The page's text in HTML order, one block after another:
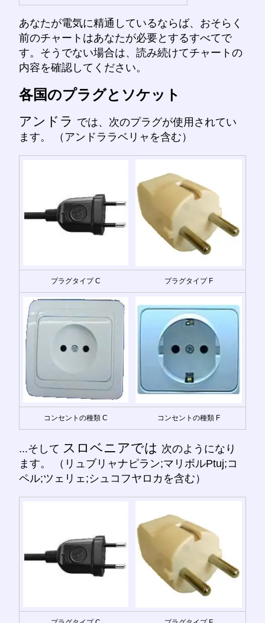
あなたが電気に精通しているならば、おそらく
前のチャートはあなたが必要とするすべてで
す。そうでない場合は、読み続けてチャートの
内容を確認してください。
各国のプラグとソケット
アンドラ では、次のプラグが使用されてい
ます。 （アンドララベリャを含む）
プラグタイプ C プラグタイプ F
コンセントの種類 C コンセントの種類 F
...そして スロベニアでは 次のようになり
ます。 （リュブリャナピラン;マリボルPtuj;コ
ペル;ツェリェ;シュコフヤロカを含む）